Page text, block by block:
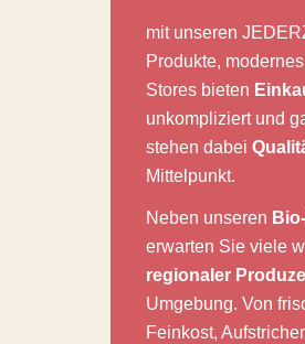
mit unseren
Produkte,
Stores bieten
unkompliziert und
stehen dabei
Mittelpunkt.
Neben unseren
erwarten Sie viele
regionaler
Umgebung. Von
Feinkost,